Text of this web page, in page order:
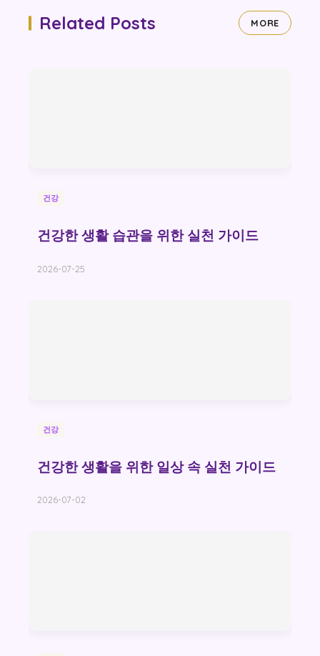
Related Posts MORE
건강
건강한 생활 습관을 위한 실천 가이드
2026-07-25
건강
건강한 생활을 위한 일상 속 실천 가이드
2026-07-02